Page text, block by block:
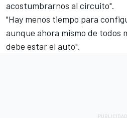
acostumbrarnos al circuito".
"Hay menos tiempo para
aunque ahora mismo de todos
debe estar el auto".